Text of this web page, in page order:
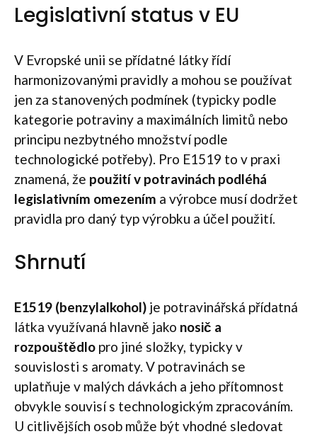
Legislativní status v EU
V Evropské unii se přídatné látky řídí
harmonizovanými pravidly a mohou se používat
jen za stanovených podmínek (typicky podle
kategorie potraviny a maximálních limitů nebo
principu nezbytného množství podle
technologické potřeby). Pro E1519 to v praxi
znamená, že použití v potravinách podléhá
legislativním omezením a výrobce musí dodržet
pravidla pro daný typ výrobku a účel použití.
Shrnutí
E1519 (benzylalkohol) je potravinářská přídatná
látka využívaná hlavně jako nosič a
rozpouštědlo pro jiné složky, typicky v
souvislosti s aromaty. V potravinách se
uplatňuje v malých dávkách a jeho přítomnost
obvykle souvisí s technologickým zpracováním.
U citlivějších osob může být vhodné sledovat